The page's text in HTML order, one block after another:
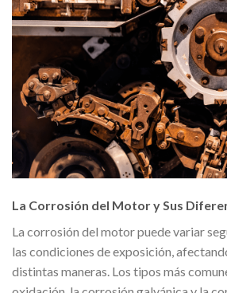
La Corrosión del Motor y Sus
La corrosión del motor puede variar
las condiciones de exposición,
distintas maneras. Los tipos más